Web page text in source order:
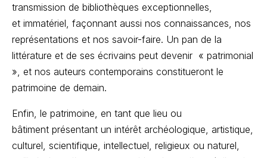
transmission de bibliothèques exceptionnelles,
et immatériel, façonnant aussi nos connaissances, nos
représentations et nos savoir-faire. Un pan de la
littérature et de ses écrivains peut devenir « patrimonial
», et nos auteurs contemporains constitueront le
patrimoine de demain.
Enfin, le patrimoine, en tant que lieu ou
bâtiment présentant un intérêt archéologique, artistique,
culturel, scientifique, intellectuel, religieux ou naturel,